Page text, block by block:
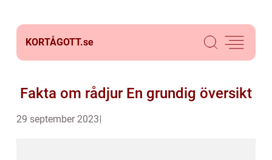
KORTÅGOTT.se
Fakta om rådjur En grundig översikt
29 september 2023